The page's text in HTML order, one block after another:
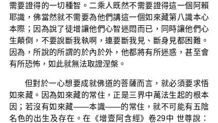
需要證得的一切種智。二乘人既然不需要證得這一個阿賴
耶識，佛當然就不需要為他們講這一個如來藏第八識本心
本際；因為說了徒增讓他們心智迷悶而已，同時讓他們心
生顛倒，不要說斷我執啊，連要斷我見、斷身見都困難。
因為，所說的所謂的於內於外，他都將有所迷惑，甚至會
有所恐怖，如此就無法取證涅槃。
但對於一心想要成就佛道的菩薩而言，就必須要求悟
如來藏。因為如來藏的常住，正是三界中萬法生起的根本
因；若沒有如來藏——本識——的常住，就不可能有五陰
名色的出生及存在。在《增壹阿含經》卷29中 世尊說：